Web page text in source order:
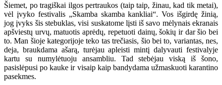
Šiemet, po tragiškai ilgos pertraukos (taip taip, žinau, kad tik metai),
vėl įvyko festivalis „Skamba skamba kankliai“. Vos išgirdę žinią,
jog įvyks šis stebuklas, visi suskatome lįsti iš savo mėlynais ekranais
apšviestų urvų, matuotis aprėdų, repetuoti dainų, šokių ir dar šio bei
to. Man šioje kategorijoje teko tas trečiasis, šio bei to, variantas, nes,
deja, braukdama ašarą, turėjau apleisti mintį dalyvauti festivalyje
kartu su numylėtuoju ansambliu. Tad stebėjau viską iš šono,
pasislėpusi po kauke ir visaip kaip bandydama užmaskuoti karantino
pasekmes.